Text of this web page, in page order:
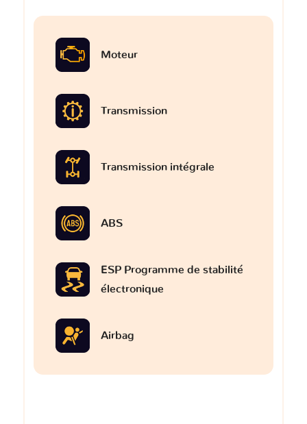
Moteur
Transmission
Transmission intégrale
ABS
ESP Programme de stabilité
électronique
Airbag